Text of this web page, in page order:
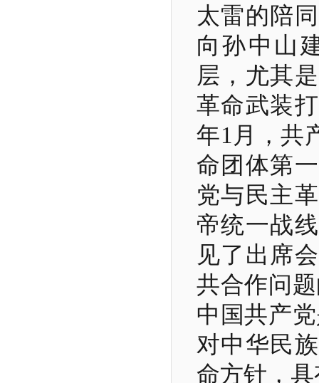
太雷的陪
向孙中山
层，尤其
革命武装
年1月，共
命团体第
党与民主
帝统一战
见了出席
共合作问
中国共产
对中华民
命方针，